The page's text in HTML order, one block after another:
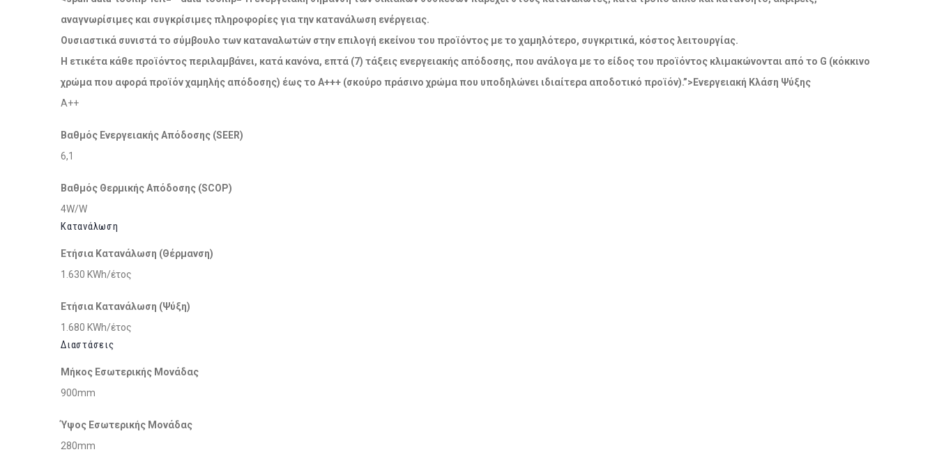
αναγνωρίσιμες και συγκρίσιμες πληροφορίες για την κατανάλωση ενέργειας.
Ουσιαστικά συνιστά το σύμβουλο των καταναλωτών στην επιλογή εκείνου του προϊόντος με το χαμηλότερο, συγκριτικά, κόστος λειτουργίας.
Η ετικέτα κάθε προϊόντος περιλαμβάνει, κατά κανόνα, επτά (7) τάξεις ενεργειακής απόδοσης, που ανάλογα με το είδος του προϊόντος κλιμακώνονται από το G (κόκκινο
χρώμα που αφορά προϊόν χαμηλής απόδοσης) έως το Α+++ (σκούρο πράσινο χρώμα που υποδηλώνει ιδιαίτερα αποδοτικό προϊόν).”>Ενεργειακή Κλάση Ψύξης
A++
Βαθμός Ενεργειακής Απόδοσης (SEER)
6,1
Βαθμός Θερμικής Απόδοσης (SCOP)
4W/W
Κατανάλωση
Ετήσια Κατανάλωση (Θέρμανση)
1.630 KWh/έτος
Ετήσια Κατανάλωση (Ψύξη)
1.680 KWh/έτος
Διαστάσεις
Μήκος Εσωτερικής Μονάδας
900mm
Ύψος Εσωτερικής Μονάδας
280mm